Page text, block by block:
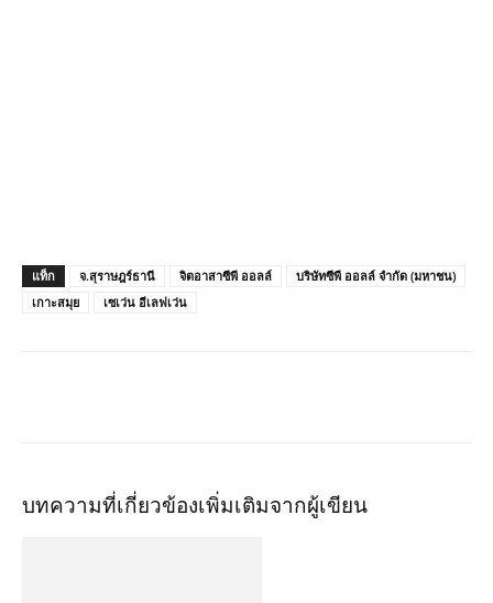
แท็ก จ.สุราษฎร์ธานี จิตอาสาซีพี ออลล์
บริษัทซีพี ออลล์ จำกัด (มหาชน)
เกาะสมุย
เซเว่น อีเลฟเว่น
บทความที่เกี่ยวข้องเพิ่มเติมจากผู้เขียน